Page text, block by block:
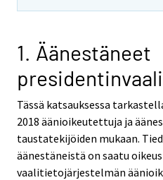
1. Äänestäneet
Tässä katsauksessa
2018 äänioikeutettuja ja
taustatekijöiden mukaan.
äänestäneistä on saatu
vaalitietojärjestelmän